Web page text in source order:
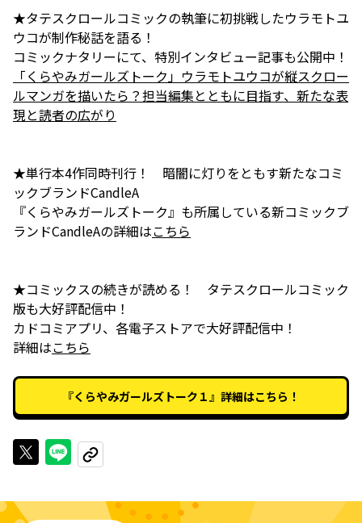
★タテスクロールコミックの執筆に初挑戦したウラモトユ
ウコが制作秘話を語る！
「くらやみガールズトーク」ウラモトユウコが縦スクロー
ルマンガを描いたら？担当編集とともに目指す、新たな表
現と読者の広がり
★単行本4作同時刊行！ 暗闇に灯りをともす新たなコミ
ックブランドCandleA
『くらやみガールズトーク』も所属している新コミックブ
ランドCandleAの詳細はこちら
★コミックスの続きが読める！ タテスクロールコミック
版も大好評配信中！
カドコミアプリ、各電子ストアで大好評配信中！
詳細はこちら
『くらやみガールズトーク１』詳細はこちら！
Xで投稿するLINEでシェアする
URLをコピーする